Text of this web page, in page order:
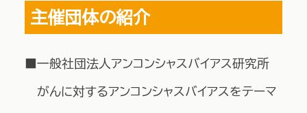
主催団体の紹介
■一般社団法人アンコンシャスバイアス研究所
がんに対するアンコンシャスバイアスをテーマ